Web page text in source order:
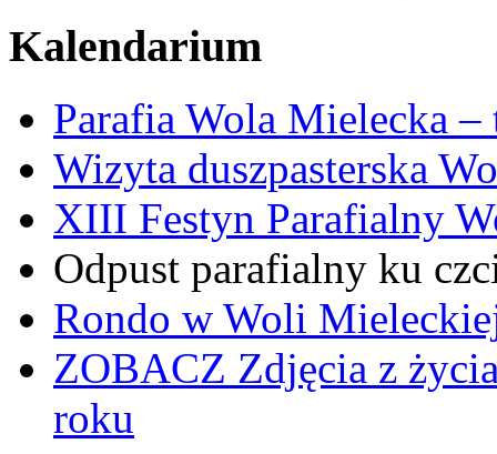
Kalendarium
Parafia Wola Mielecka
Wizyta duszpasterska
XIII Festyn Parafialny
Odpust parafialny ku
Rondo w Woli
ZOBACZ Zdjęcia z
roku